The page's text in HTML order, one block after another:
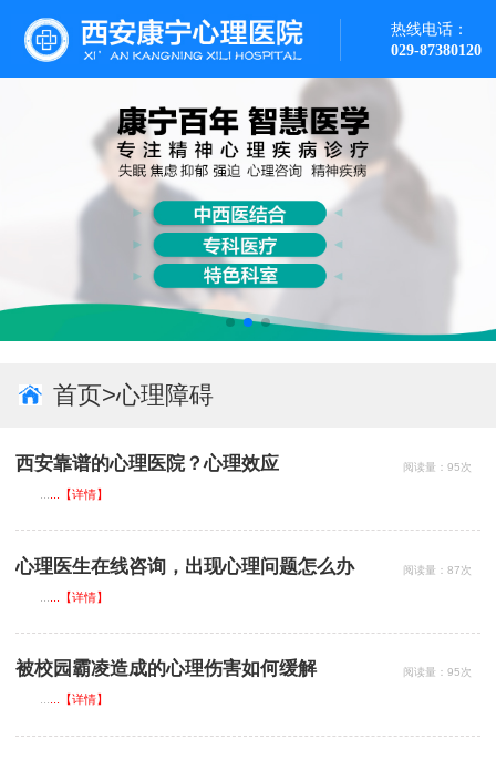
热线电话：
029-87380120
首页>心理障碍
西安靠谱的心理医院？心理效应 阅读量：95次
...【详情】
心理医生在线咨询，出现心理问题怎么办 阅读量：87次
...【详情】
被校园霸凌造成的心理伤害如何缓解 阅读量：95次
...【详情】